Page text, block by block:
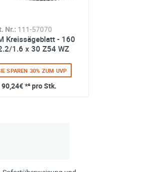
Nr.: 111-57070
Kreissägeblatt - 160
1.6 x 30 Z54 WZ
SPAREN 30% ZUM UVP
90,24€*² pro Stk.